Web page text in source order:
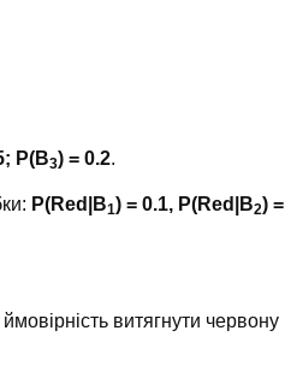
P(B3) = 0.2.
P(Red|B1) = 0.1, P(Red|B2) =
витягнути червону